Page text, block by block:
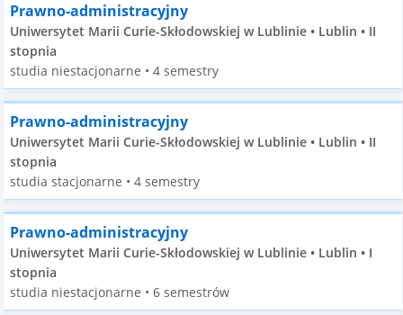
Prawno-administracyjny
Uniwersytet Marii Curie-Skłodowskiej w Lublinie • Lublin • II
stopnia
studia niestacjonarne • 4 semestry
Prawno-administracyjny
Uniwersytet Marii Curie-Skłodowskiej w Lublinie • Lublin • II
stopnia
studia stacjonarne • 4 semestry
Prawno-administracyjny
Uniwersytet Marii Curie-Skłodowskiej w Lublinie • Lublin • I
stopnia
studia niestacjonarne • 6 semestrów